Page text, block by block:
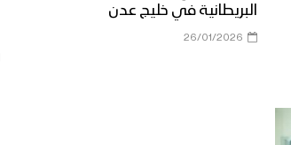
البريطانية في خليج عدن
26/01/2026